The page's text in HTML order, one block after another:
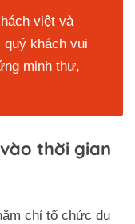
việt và
quý khách vui
minh thư,
thời gian
chỉ tổ chức du